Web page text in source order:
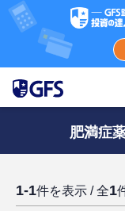
肥満症
1-1件を表示 / 全1